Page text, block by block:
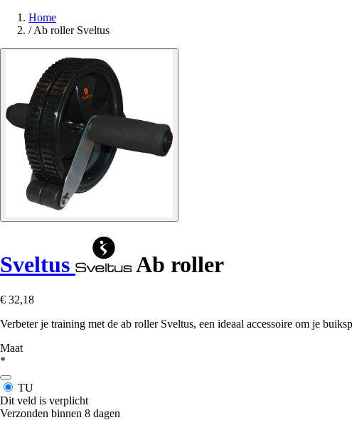
Home
/ Ab roller Sveltus
Sveltus Ab roller
€ 32,18
Verbeter je training met de ab roller Sveltus, een ideaal accessoire om je
Maat
*
TU
Dit veld is verplicht
Verzonden binnen 8 dagen